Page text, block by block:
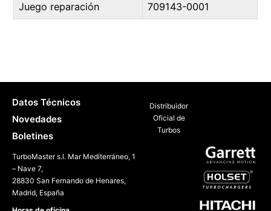
Juego reparación 709143-0001
Distribuidor
Oficial de
Turbos
Datos Técnicos
Novedades
Boletines
TurboMaster s.l. Mar Mediterráneo, 1
– Nave 7,
28830 San Fernando de Henares,
Madrid, España